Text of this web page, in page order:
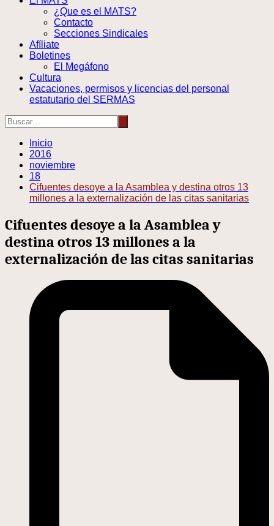
¿Que es el MATS?
Contacto
Secciones Sindicales
Afíliate
Boletines
El Megáfono
Cultura
Vacaciones, permisos y licencias del personal
estatutario del SERMAS
Inicio
2016
noviembre
18
Cifuentes desoye a la Asamblea y destina otros 13
millones a la externalización de las citas sanitarias
Cifuentes desoye a la Asamblea y
destina otros 13 millones a la
externalización de las citas sanitarias